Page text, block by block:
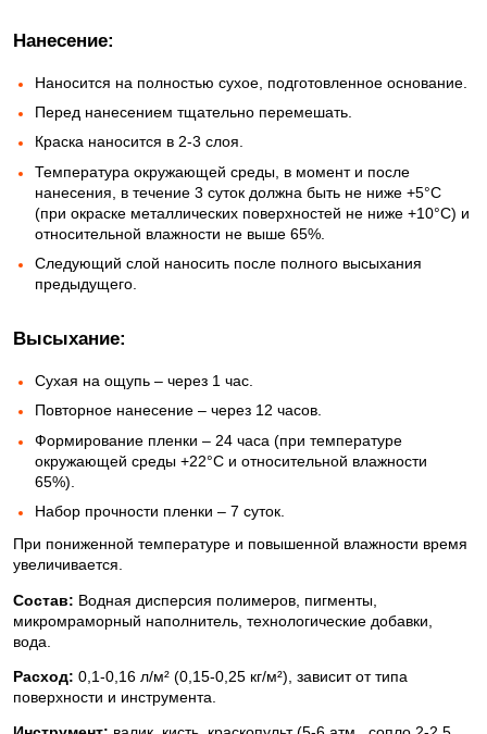
Нанесение:
Наносится на полностью сухое, подготовленное основание.
Перед нанесением тщательно перемешать.
Краска наносится в 2-3 слоя.
Температура окружающей среды, в момент и после
нанесения, в течение 3 суток должна быть не ниже +5°C
(при окраске металлических поверхностей не ниже +10°C) и
относительной влажности не выше 65%.
Следующий слой наносить после полного высыхания
предыдущего.
Высыхание:
Сухая на ощупь – через 1 час.
Повторное нанесение – через 12 часов.
Формирование пленки – 24 часа (при температуре
окружающей среды +22°C и относительной влажности
65%).
Набор прочности пленки – 7 суток.
При пониженной температуре и повышенной влажности время
увеличивается.
Состав: Водная дисперсия полимеров, пигменты,
микромраморный наполнитель, технологические добавки,
вода.
Расход: 0,1-0,16 л/м² (0,15-0,25 кг/м²), зависит от типа
поверхности и инструмента.